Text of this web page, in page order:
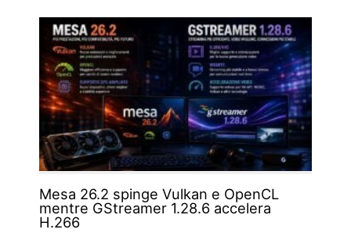
Mesa 26.2 spinge Vulkan e OpenCL
mentre GStreamer 1.28.6 accelera
H.266